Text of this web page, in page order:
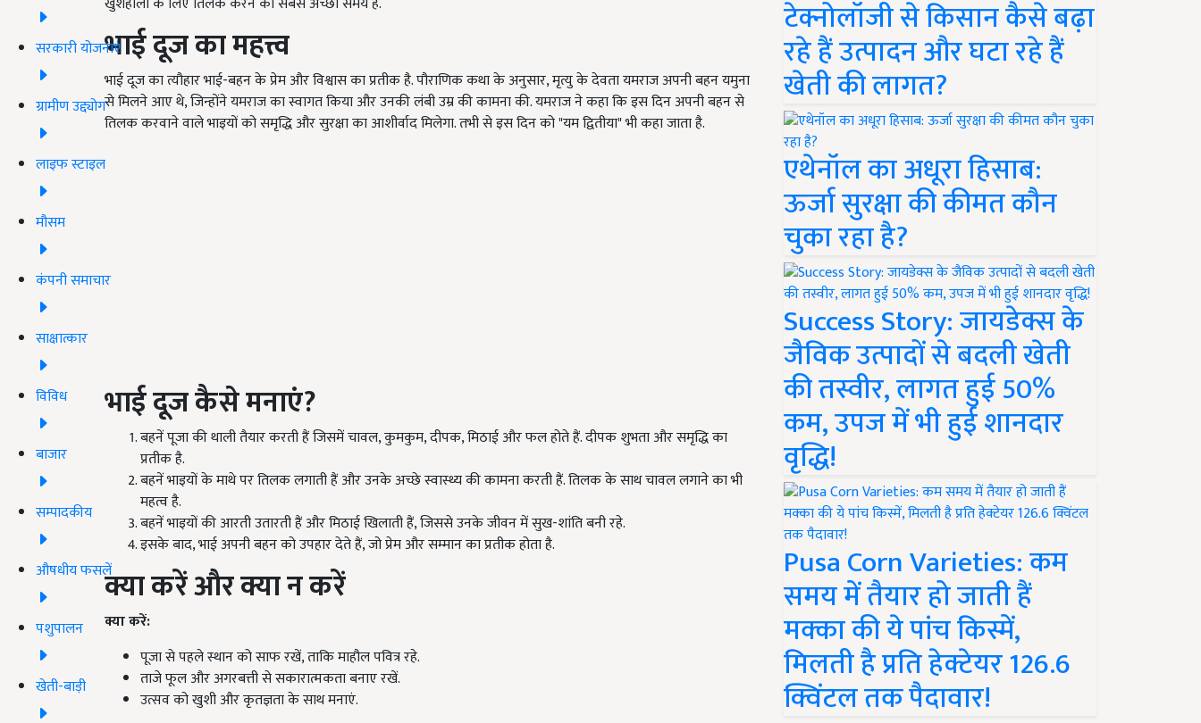
सरकारी योजनाएं
ग्रामीण उद्द्योग
लाइफ स्टाइल
मौसम
कंपनी समाचार
साक्षात्कार
विविध
बाजार
सम्पादकीय
औषधीय फसलें
पशुपालन
खेती-बाड़ी
भाई दूज का महत्त्व
भाई दूज का त्यौहार भाई-बहन के प्रेम और विश्वास का प्रतीक है. पौराणिक कथा के अनुसार, मृत्यु के देवता यमराज अपनी बहन यमुना
से मिलने आए थे, जिन्होंने यमराज का स्वागत किया और उनकी लंबी उम्र की कामना की. यमराज ने कहा कि इस दिन अपनी बहन से
तिलक करवाने वाले भाइयों को समृद्धि और सुरक्षा का आशीर्वाद मिलेगा. तभी से इस दिन को "यम द्वितीया" भी कहा जाता है.
भाई दूज कैसे मनाएं?
बहनें पूजा की थाली तैयार करती हैं जिसमें चावल, कुमकुम, दीपक, मिठाई और फल होते हैं. दीपक शुभता और समृद्धि का
प्रतीक है.
बहनें भाइयों के माथे पर तिलक लगाती हैं और उनके अच्छे स्वास्थ्य की कामना करती हैं. तिलक के साथ चावल लगाने का भी
महत्व है.
बहनें भाइयों की आरती उतारती हैं और मिठाई खिलाती हैं, जिससे उनके जीवन में सुख-शांति बनी रहे.
इसके बाद, भाई अपनी बहन को उपहार देते हैं, जो प्रेम और सम्मान का प्रतीक होता है.
क्या करें और क्या न करें
क्या करें:
पूजा से पहले स्थान को साफ रखें, ताकि माहौल पवित्र रहे.
ताजे फूल और अगरबत्ती से सकारात्मकता बनाए रखें.
उत्सव को खुशी और कृतज्ञता के साथ मनाएं.
टेक्नोलॉजी से किसान कैसे बढ़ा
रहे हैं उत्पादन और घटा रहे हैं
खेती की लागत?
एथेनॉल का अधूरा हिसाब:
ऊर्जा सुरक्षा की कीमत कौन
चुका रहा है?
Success Story: जायडेक्स के
जैविक उत्पादों से बदली खेती
की तस्वीर, लागत हुई 50%
कम, उपज में भी हुई शानदार
वृद्धि!
Pusa Corn Varieties: कम
समय में तैयार हो जाती हैं
मक्का की ये पांच किस्में,
मिलती है प्रति हेक्टेयर 126.6
क्विंटल तक पैदावार!